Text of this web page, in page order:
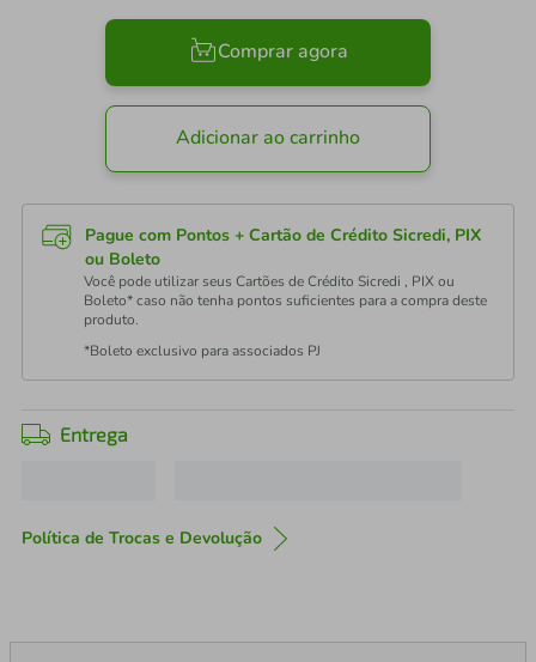
Comprar agora
Adicionar ao carrinho
Pague com Pontos + Cartão de Crédito Sicredi, PIX
ou Boleto
Você pode utilizar seus Cartões de Crédito Sicredi , PIX ou
Boleto* caso não tenha pontos suficientes para a compra deste
produto.
*Boleto exclusivo para associados PJ
Entrega
Política de Trocas e Devolução